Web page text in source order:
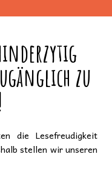
zu
die Lesefreudigkeit
stellen wir unseren